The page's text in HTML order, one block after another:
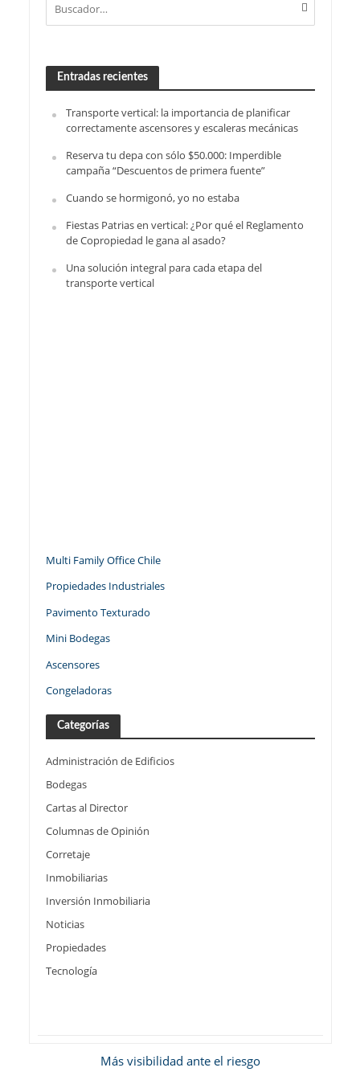
Entradas recientes
Transporte vertical: la importancia de planificar
correctamente ascensores y escaleras mecánicas
Reserva tu depa con sólo $50.000: Imperdible
campaña “Descuentos de primera fuente”
Cuando se hormigonó, yo no estaba
Fiestas Patrias en vertical: ¿Por qué el Reglamento
de Copropiedad le gana al asado?
Una solución integral para cada etapa del
transporte vertical
Multi Family Office Chile
Propiedades Industriales
Pavimento Texturado
Mini Bodegas
Ascensores
Congeladoras
Categorías
Administración de Edificios
Bodegas
Cartas al Director
Columnas de Opinión
Corretaje
Inmobiliarias
Inversión Inmobiliaria
Noticias
Propiedades
Tecnología
Más visibilidad ante el riesgo